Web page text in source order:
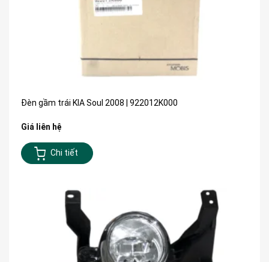
Đèn gầm trái KIA Soul 2008 | 922012K000
Giá liên hệ
Chi tiết